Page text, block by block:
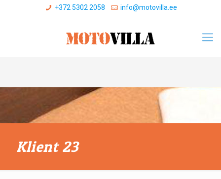
+372 5302 2058 info@motovilla.ee
Klient 23